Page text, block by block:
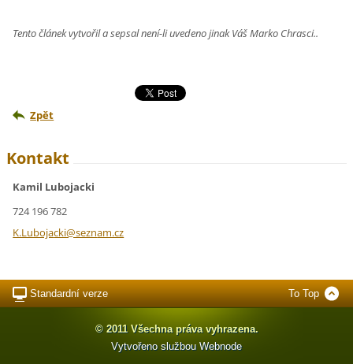
Tento článek vytvořil a sepsal není-li uvedeno jinak Váš Marko Chrasci..
Zpět
Kontakt
Kamil Lubojacki
724 196 782
K.Lubojacki@seznam.cz
Standardní verze To Top
© 2011 Všechna práva vyhrazena.
Vytvořeno službou Webnode